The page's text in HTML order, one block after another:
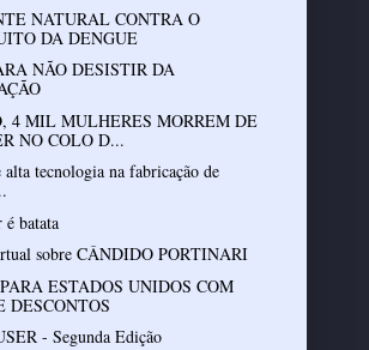
NATURAL CONTRA O
DA DENGUE
NÃO DESISTIR DA
4 MIL MULHERES MORREM DE
NO COLO D...
alta tecnologia na fabricação de
é batata
sobre CÂNDIDO PORTINARI
ESTADOS UNIDOS COM
DESCONTOS
- Segunda Edição